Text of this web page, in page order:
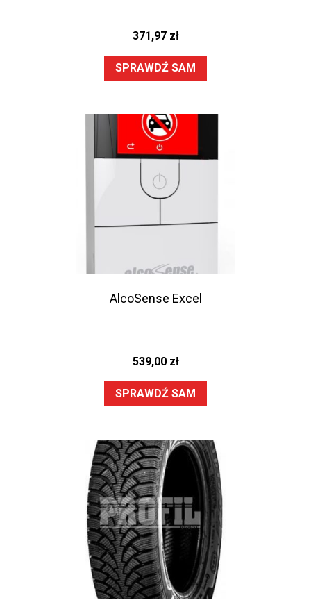
371,97 zł
SPRAWDŹ SAM
AlcoSense Excel
539,00 zł
SPRAWDŹ SAM